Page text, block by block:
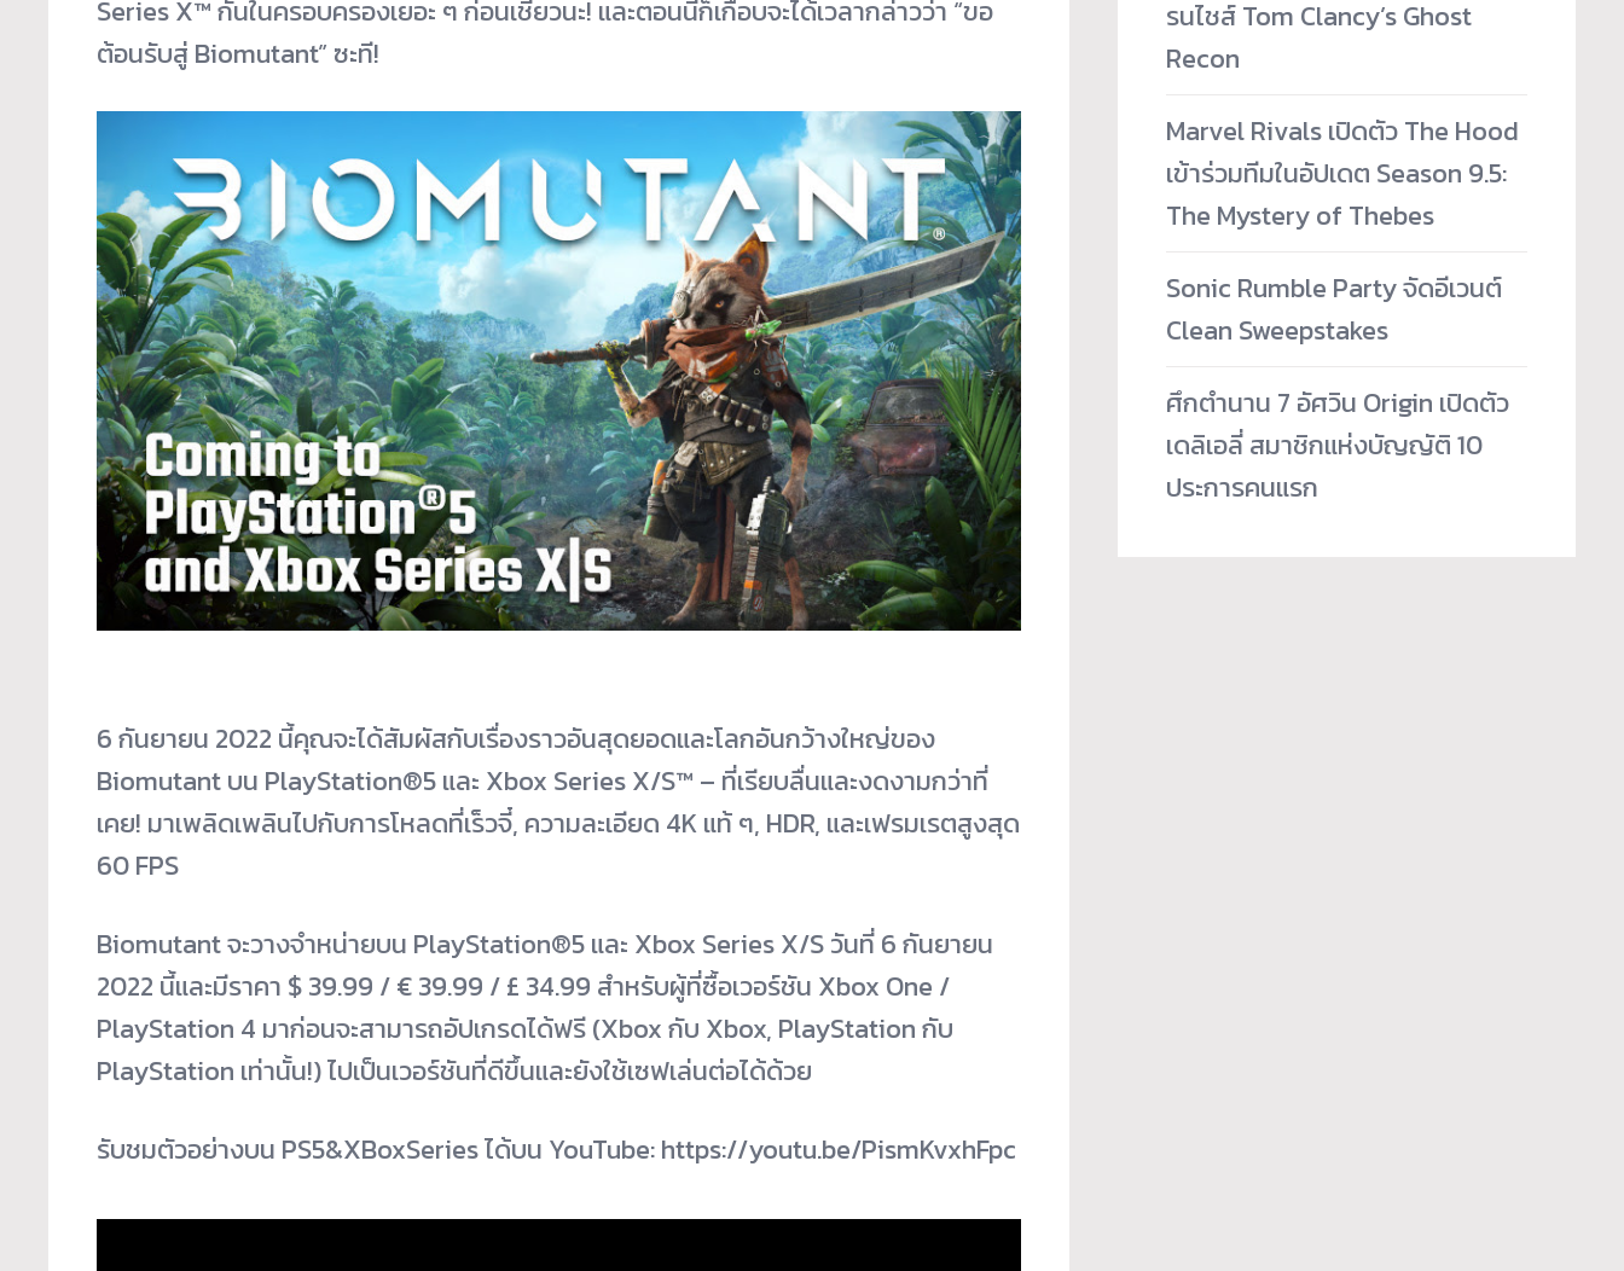
Series X™ กันในครอบครองเยอะ ๆ ก่อนเชียวนะ! และตอนนี้ก็เกือบจะได้เวลากล่าวว่า “ขอ
ต้อนรับสู่ Biomutant” ซะที!
6 กันยายน 2022 นี้คุณจะได้สัมผัสกับเรื่องราวอันสุดยอดและโลกอันกว้างใหญ่ของ
Biomutant บน PlayStation®5 และ Xbox Series X/S™ – ที่เรียบลื่นและงดงามกว่าที่
เคย! มาเพลิดเพลินไปกับการโหลดที่เร็วจี๋, ความละเอียด 4K แท้ ๆ, HDR, และเฟรมเรตสูงสุด
60 FPS
Biomutant จะวางจำหน่ายบน PlayStation®5 และ Xbox Series X/S วันที่ 6 กันยายน
2022 นี้และมีราคา $ 39.99 / € 39.99 / £ 34.99 สำหรับผู้ที่ซื้อเวอร์ชัน Xbox One /
PlayStation 4 มาก่อนจะสามารถอัปเกรดได้ฟรี (Xbox กับ Xbox, PlayStation กับ
PlayStation เท่านั้น!) ไปเป็นเวอร์ชันที่ดีขึ้นและยังใช้เซฟเล่นต่อได้ด้วย
รับชมตัวอย่างบน PS5&XBoxSeries ได้บน YouTube: https://youtu.be/PismKvxhFpc
รนไชส์ Tom Clancy’s Ghost
Recon
Marvel Rivals เปิดตัว The Hood
เข้าร่วมทีมในอัปเดต Season 9.5:
The Mystery of Thebes
Sonic Rumble Party จัดอีเวนต์
Clean Sweepstakes
ศึกตำนาน 7 อัศวิน Origin เปิดตัว
เดลิเอลี่ สมาชิกแห่งบัญญัติ 10
ประการคนแรก